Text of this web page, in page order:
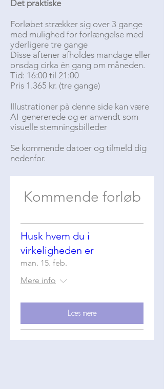
Det praktiske
Forløbet strækker sig over 3 gange
med mulighed for forlængelse med
yderligere tre gange
Disse aftener afholdes mandage eller
onsdag cirka én gang om måneden.
Tid: 16:00 til 21:00
Pris 1.365 kr. (tre gange)
Illustrationer på denne side kan være
AI-genererede og er anvendt som
visuelle stemningsbilleder
Se kommende datoer og tilmeld dig
nedenfor.
Kommende forløb
Husk hvem du i
virkeligheden er
man. 15. feb.
Mere info
Læs mere